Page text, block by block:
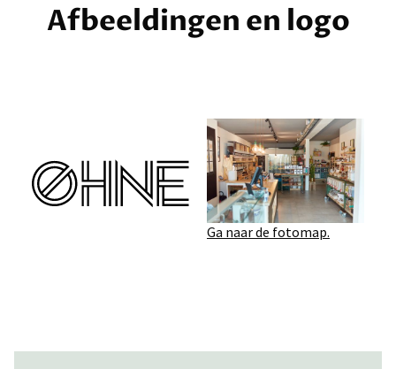
Afbeeldingen en logo
Ga naar de fotomap.